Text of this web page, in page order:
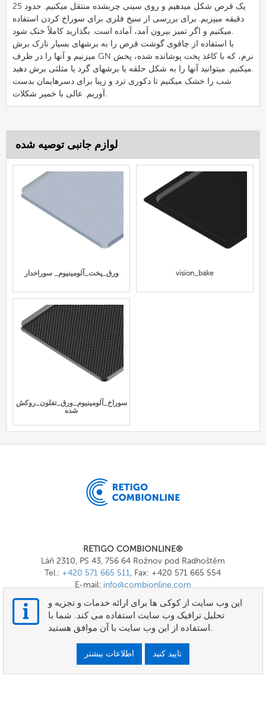
یک قرص شکل میدهیم و روی سینی چربشده منتقل میکنیم. حدود 25
دقیقه میپزیم. برای بررسی از سیخ فلزی برای سوراخ کردن استفاده
میکنیم و اگر تمیز بیرون آمد، آماده است. بگذارید کاملاً خنک شود.
با استفاده از چاقوی گوشت قرص را به برشهای بسیار نازک برش
میزنیم و آنها را در ظرف GN نرم، که با کاغذ پخت پوشانده شده، پخش
میکنیم. میتوانید آنها را به شکل حلقه یا برشهای گرد یا مثلثی برش دهید.
شب را خشک میکنیم تا دکوری ترد و زیبا برای دسرهایمان بدست
آوریم. عالی با خمیر شکلات.
لوازم جانبی توصیه شده
ورق_پخت_آلومینیوم_ سوراخدار vision_bake
سوراخ_آلومینیوم_ورق_تفلون_روکش
شده
RETIGO COMBIONLINE®
Láň 2310, PS 43, 756 64 Rožnov pod Radhoštěm
Tel.: +420 571 665 511, Fax: +420 571 665 554
E-mail: info@combionline.com
OnlineMenu
شرایط و ضوابط
این وب سایت از کوکی ها برای ارائه خدمات و تجزیه و
تحلیل ترافیک وب سایت استفاده می کند. شما با
استفاده از این وب سایت با آن موافق هستید.
اطلاعات بیشتر تایید کنید